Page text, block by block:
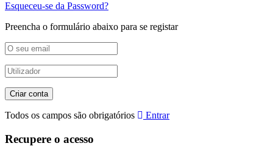
Esqueceu-se da Password?
Preencha o formulário abaixo para se registar
Todos os campos são obrigatórios Entrar
Recupere o acesso